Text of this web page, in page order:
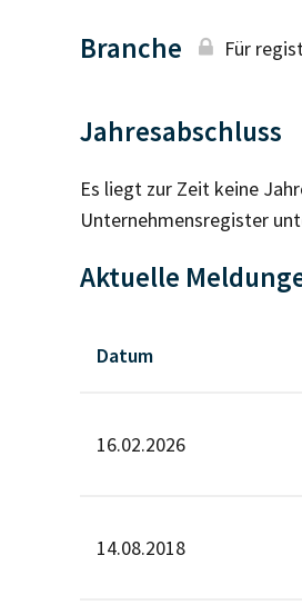
Branche Für
Jahresabschluss
Es liegt zur Zeit keine
Unternehmensregister
Aktuelle
Datum
16.02.2026
14.08.2018